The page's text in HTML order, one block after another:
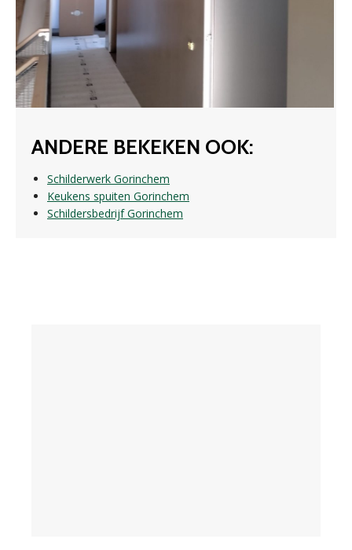
ANDERE BEKEKEN OOK:
Schilderwerk Gorinchem
Keukens spuiten Gorinchem
Schildersbedrijf Gorinchem